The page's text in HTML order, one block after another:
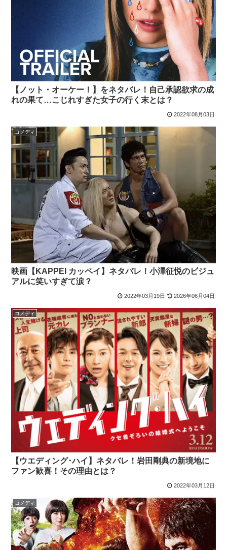
【ノット・オーケー！】をネタバレ！自己承認欲求の成
れの果て…こじれすぎた女子の行く末とは？
2022年08月03日
コメディ
映画【KAPPEI カッペイ】ネタバレ！小澤征悦のビジュ
アルに笑いすぎて涙？
2022年03月19日 2026年06月04日
コメディ
【ウエディング･ハイ】ネタバレ！岩田剛典の新境地に
ファン歓喜！その理由とは？
2022年03月12日
コメディ